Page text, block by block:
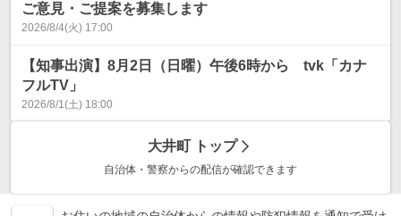
ご意見・ご提案を募集します
2026/8/4(火) 17:00
【知事出演】8月2日（日曜）午後6時から tvk「カナ
フルTV」
2026/8/1(土) 18:00
大井町 トップ
自治体・警察からの配信が確認できます